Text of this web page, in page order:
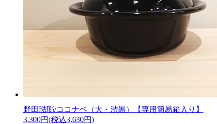
野田琺瑯/ココナベ（大・渋黒）【専用簡易箱入り】
3,300円(税込3,630円)